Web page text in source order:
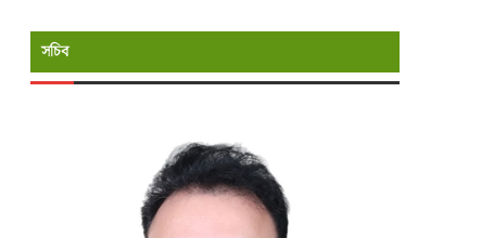
১ম বাংলাদেশ ফর্মুলা স্টুডেন্ট অ্যান্ড অটোমোটিভ
নতুনদের বরণে এমআইএসটি-তে
সচিব